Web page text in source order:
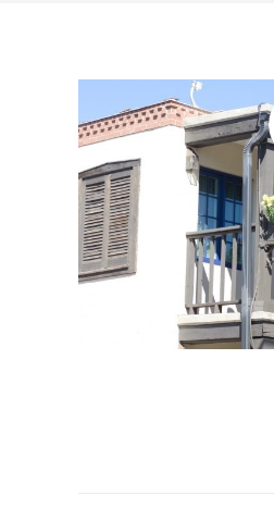
ド
で
開
き
ま
す
ド
ウ
で
開
き
ま
す